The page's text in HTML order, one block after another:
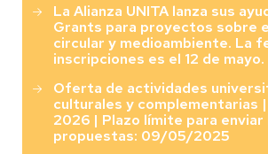
La Alianza UNITA lanza sus
Grants para proyectos sobre
circular y medioambiente. La
inscripciones es el 12 de mayo.
Oferta de actividades
culturales y complementarias
2026 | Plazo límite para enviar
propuestas: 09/05/2025